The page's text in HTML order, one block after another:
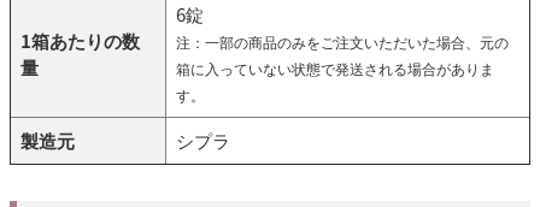
1箱あたりの数
量
6錠
注：一部の商品のみをご注文いただいた場合、元の
箱に入っていない状態で発送される場合がありま
す。
製造元 シプラ